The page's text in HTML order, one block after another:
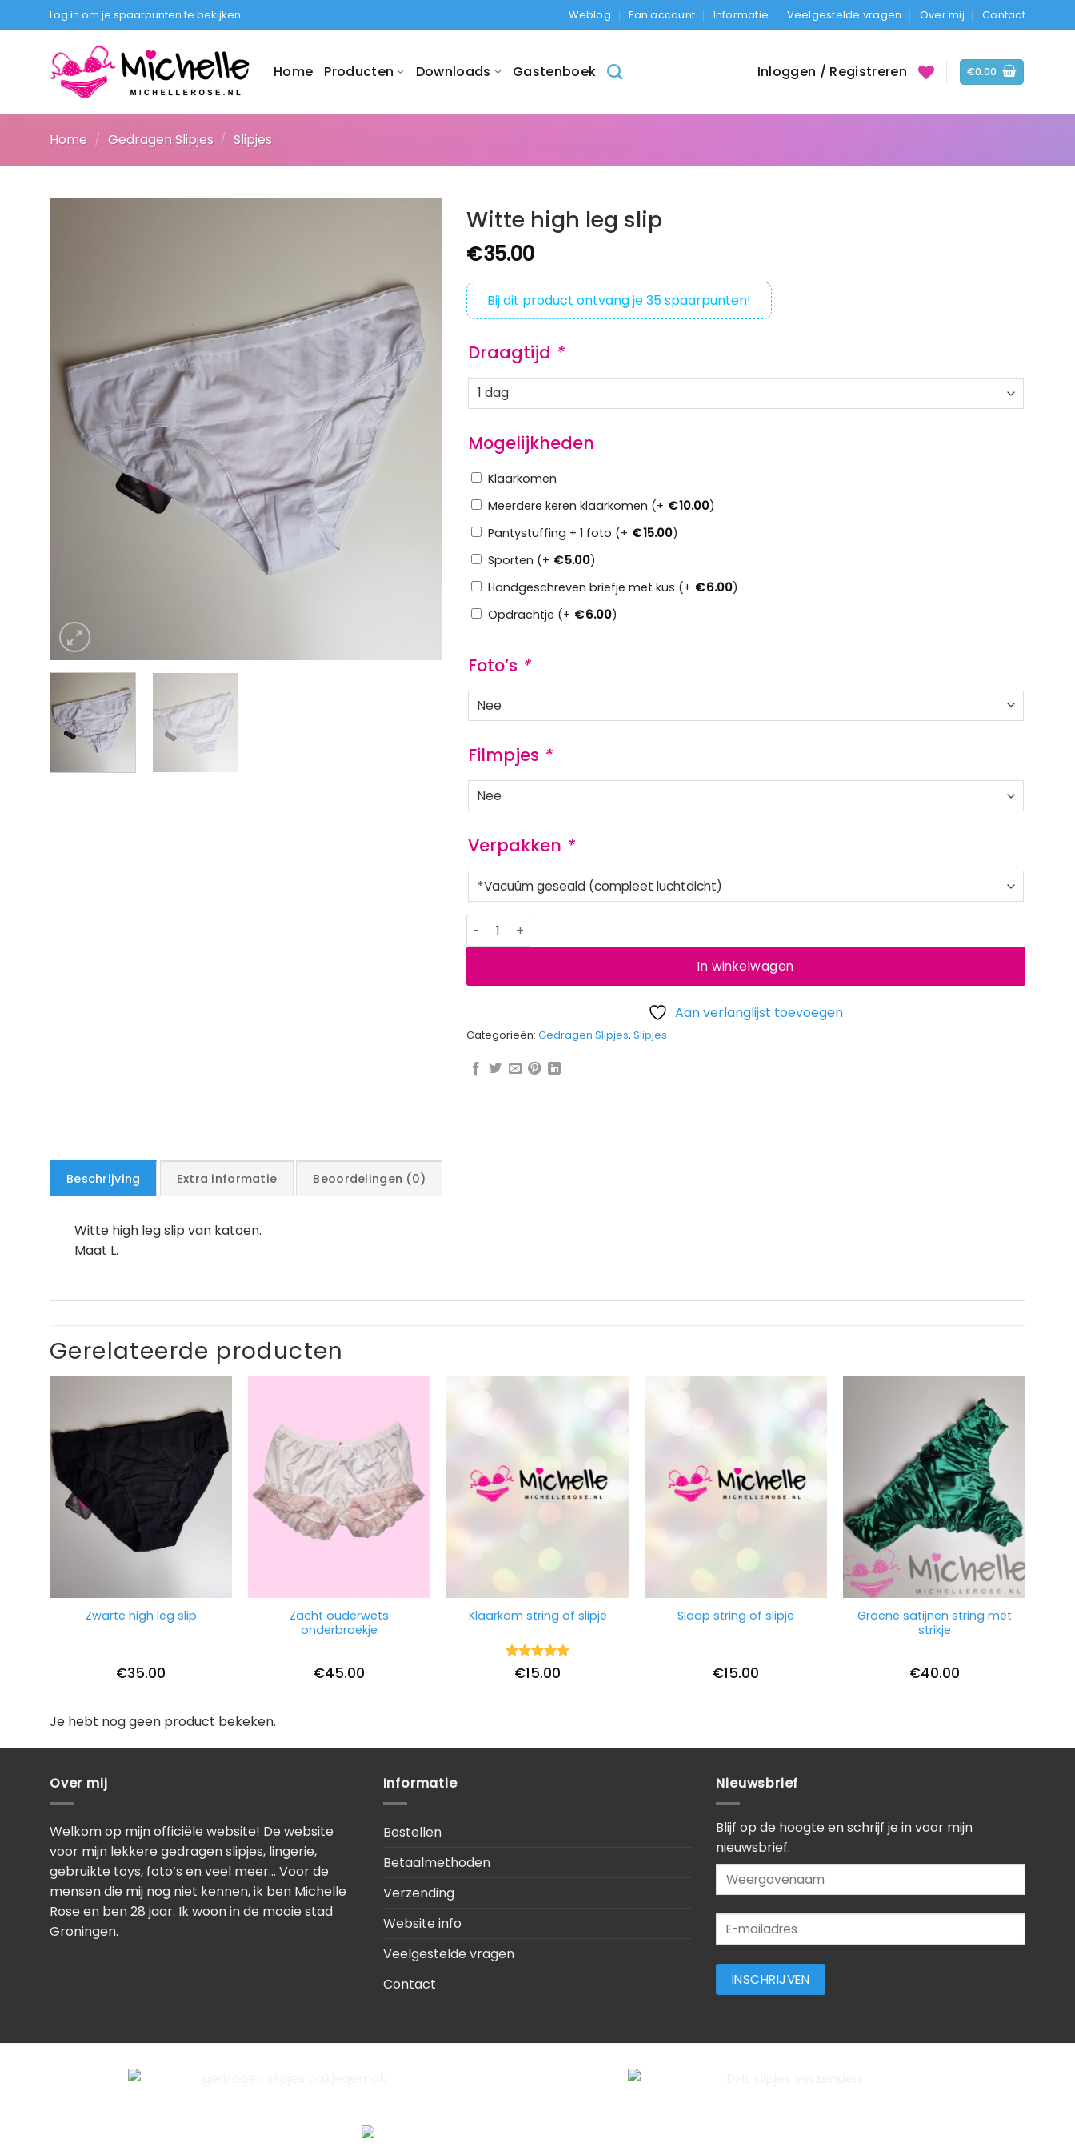
naar
Log in om je spaarpunten te bekijken Weblog Fan account Informatie Veelgestelde vragen Over mij Contact
Home Producten Downloads Gastenboek Inloggen / Registreren €0.00
Home / Gedragen Slipjes / Slipjes
Witte high leg slip
€35.00
Bij dit product ontvang je35spaarpunten!
Draagtijd *
Mogelijkheden
Klaarkomen
Meerdere keren klaarkomen (+ €10.00)
Pantystuffing + 1 foto (+ €15.00)
Sporten (+ €5.00)
Handgeschreven briefje met kus (+ €6.00)
Opdrachtje (+ €6.00)
Foto’s *
Filmpjes *
Verpakken *
Witte high leg slip aantal
In winkelwagen
Aan verlanglijst toevoegen
Categorieën: Gedragen Slipjes, Slipjes
Beschrijving Extra informatie Beoordelingen (0)
Witte high leg slip van katoen.
Maat L.
Gerelateerde producten
Zwarte high leg slip
€35.00
Zacht ouderwets
onderbroekje
€45.00
Klaarkom string of slipje
Waardering
uit 5
€15.00
Slaap string of slipje
€15.00
Groene satijnen string met
strikje
€40.00
Je hebt nog geen product bekeken.
Over mij
Welkom op mijn officiële website! De website
voor mijn lekkere gedragen slipjes, lingerie,
gebruikte toys, foto’s en veel meer… Voor de
mensen die mij nog niet kennen, ik ben Michelle
Rose en ben 28 jaar. Ik woon in de mooie stad
Groningen.
Informatie
Bestellen
Betaalmethoden
Verzending
Website info
Veelgestelde vragen
Contact
Nieuwsbrief
Blijf op de hoogte en schrijf je in voor mijn
nieuwsbrief.